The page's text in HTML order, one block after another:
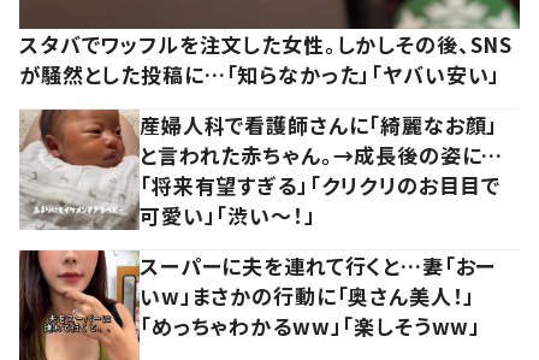
スタバでワッフルを注文した女性。しかしその後、SNS
が騒然とした投稿に…「知らなかった」「ヤバい安い」
産婦人科で看護師さんに「綺麗なお顔」
と言われた赤ちゃん。→成長後の姿に…
「将来有望すぎる」「クリクリのお目目で
可愛い」「渋い～！」
スーパーに夫を連れて行くと…妻「おー
いw」まさかの行動に「奥さん美人！」
「めっちゃわかるww」「楽しそうww」